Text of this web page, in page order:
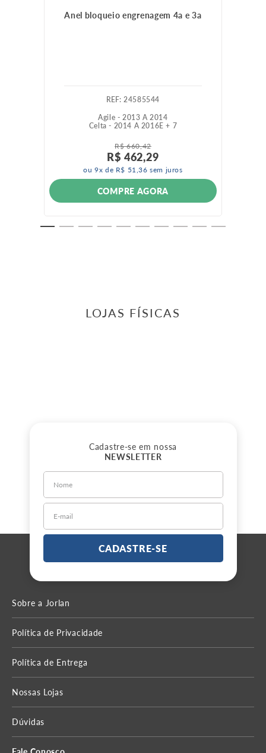
Anel bloqueio engrenagem 4a e 3a
:24585544
Agile - 2013 A 2014
Celta - 2014 A 2016E + 7
R$ 660,42
R$ 462,29
ou9x de R$ 51,36 sem juros
COMPRE AGORA
LOJAS FÍSICAS
Cadastre-se em nossa
NEWSLETTER
CADASTRE-SE
Sobre a Jorlan
Política de Privacidade
Política de Entrega
Nossas Lojas
Dúvidas